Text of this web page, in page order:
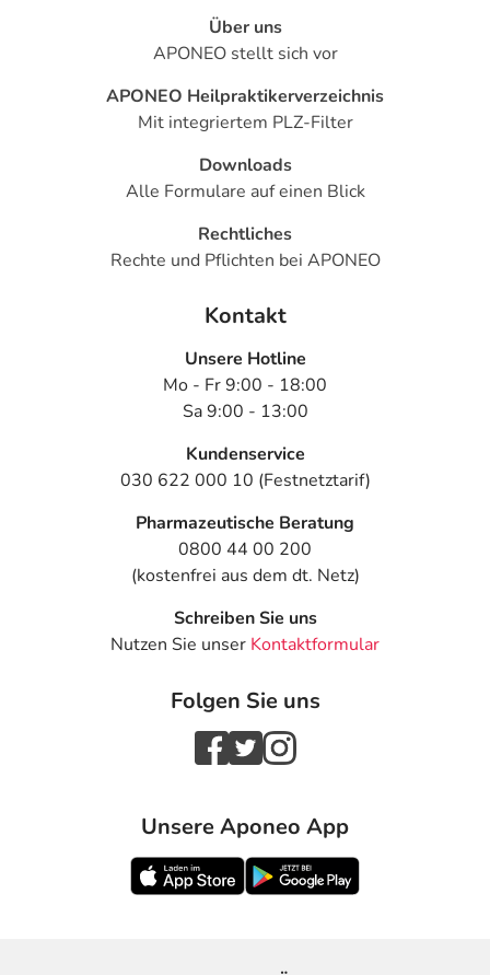
Über uns
APONEO stellt sich vor
APONEO Heilpraktikerverzeichnis
Mit integriertem PLZ-Filter
Downloads
Alle Formulare auf einen Blick
Rechtliches
Rechte und Pflichten bei APONEO
Kontakt
Unsere Hotline
Mo - Fr 9:00 - 18:00
Sa 9:00 - 13:00
Kundenservice
030 622 000 10 (Festnetztarif)
Pharmazeutische Beratung
0800 44 00 200
(kostenfrei aus dem dt. Netz)
Schreiben Sie uns
Nutzen Sie unser Kontaktformular
Folgen Sie uns
Unsere Aponeo App